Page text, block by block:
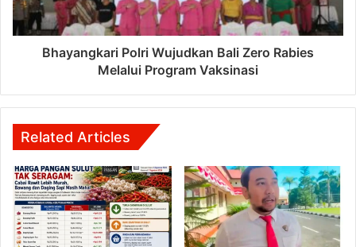
Bhayangkari Polri Wujudkan Bali Zero Rabies
Melalui Program Vaksinasi
Related Articles